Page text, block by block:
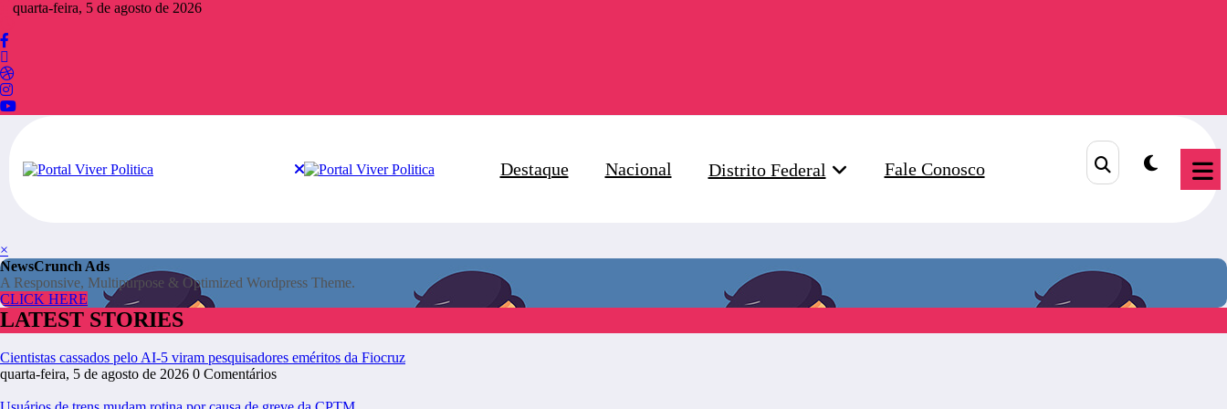
Pular
o
conteúdo
quarta-feira, 5 de agosto de 2026
Destaque Nacional Distrito Federal Fale Conosco
×
NewsCrunch Ads
A Responsive, Multipurpose & Optimized Wordpress Theme.
CLICK HERE
LATEST STORIES
Cientistas cassados pelo AI-5 viram pesquisadores eméritos da Fiocruz
quarta-feira, 5 de agosto de 2026 0 Comentários